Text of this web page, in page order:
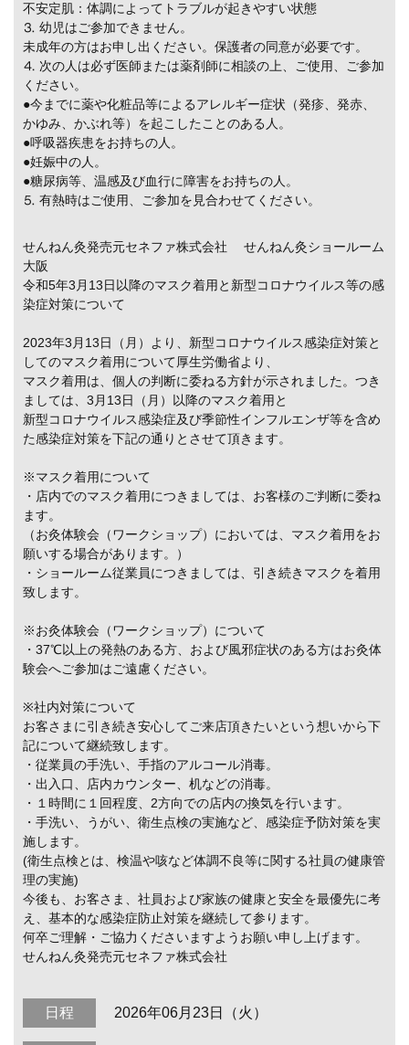
不安定肌：体調によってトラブルが起きやすい状態
⒊ 幼児はご参加できません。
未成年の方はお申し出ください。保護者の同意が必要です。
⒋ 次の人は必ず医師または薬剤師に相談の上、ご使用、ご参加
ください。
●今までに薬や化粧品等によるアレルギー症状（発疹、発赤、
かゆみ、かぶれ等）を起こしたことのある人。
●呼吸器疾患をお持ちの人。
●妊娠中の人。
●糖尿病等、温感及び血行に障害をお持ちの人。
⒌ 有熱時はご使用、ご参加を見合わせてください。
せんねん灸発売元セネファ株式会社 せんねん灸ショールーム
大阪
令和5年3月13日以降のマスク着用と新型コロナウイルス等の感
染症対策について
2023年3月13日（月）より、新型コロナウイルス感染症対策と
してのマスク着用について厚生労働省より、
マスク着用は、個人の判断に委ねる方針が示されました。つき
ましては、3月13日（月）以降のマスク着用と
新型コロナウイルス感染症及び季節性インフルエンザ等を含め
た感染症対策を下記の通りとさせて頂きます。
※マスク着用について
・店内でのマスク着用につきましては、お客様のご判断に委ね
ます。
（お灸体験会（ワークショップ）においては、マスク着用をお
願いする場合があります。）
・ショールーム従業員につきましては、引き続きマスクを着用
致します。
※お灸体験会（ワークショップ）について
・37℃以上の発熱のある方、および風邪症状のある方はお灸体
験会へご参加はご遠慮ください。
※社内対策について
お客さまに引き続き安心してご来店頂きたいという想いから下
記について継続致します。
・従業員の手洗い、手指のアルコール消毒。
・出入口、店内カウンター、机などの消毒。
・１時間に１回程度、2方向での店内の換気を行います。
・手洗い、うがい、衛生点検の実施など、感染症予防対策を実
施します。
(衛生点検とは、検温や咳など体調不良等に関する社員の健康管
理の実施)
今後も、お客さま、社員および家族の健康と安全を最優先に考
え、基本的な感染症防止対策を継続して参ります。
何卒ご理解・ご協力くださいますようお願い申し上げます。
せんねん灸発売元セネファ株式会社
日程 2026年06月23日（火）